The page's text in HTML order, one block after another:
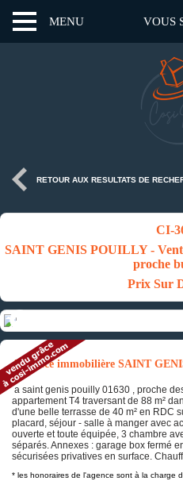
MENU VOUS
RETOUR AUX RESULTATS DE
CI-
SAINT GENIS POUILLY -
proche
Prix Sur
Annonce immobilière SAINT
a saint genis pouilly 01630 , proche
appartement T4 traversant de 88 m²
d'une belle terrasse de 40 m² en RDC
placard, séjour - salle à manger avec
ouverte et toute équipée, 3 chambre
séparés. Annexes : garage box fermé
sécurisées privatives en surface.
* les honoraires de l'agence sont à la charge